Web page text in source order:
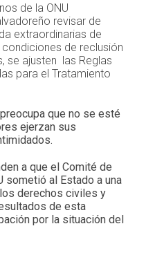
de la ONU
revisar de
extraordinarias de
de reclusión
se ajusten las Reglas
para el Tratamiento
que no se esté
ejerzan sus
a que el Comité de
sometió al Estado a una
derechos civiles y
de esta
por la situación del